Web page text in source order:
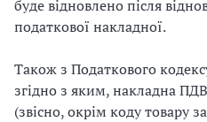
буде відновлено після
податкової накладної.
Також з Податкового
згідно з яким, накладна
(звісно, окрім коду товару